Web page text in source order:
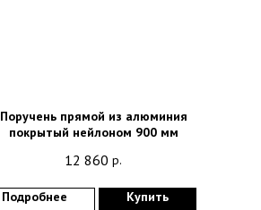
Поручень прямой из алюминия
покрытый нейлоном 900 мм
12 860 р.
Подробнее Купить